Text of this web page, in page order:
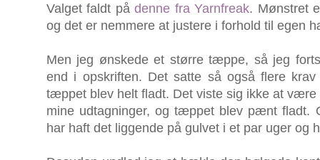
Valget faldt pådenne fra Yarnfreak. Mønstret
og det er nemmere at justere i forhold til egen
Men jeg ønskede et større tæppe, så jeg
end i opskriften. Det satte så også flere
tæppet blev helt fladt. Det viste sig ikke at være
mine udtagninger, og tæppet blev pænt fladt.
har haft det liggende på gulvet i et par uger og